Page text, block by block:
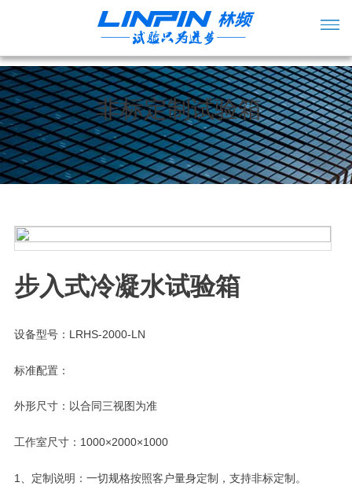
非标定制试验箱
步入式冷凝水试验箱
设备型号：LRHS-2000-LN
标准配置：
外形尺寸：以合同三视图为准
工作室尺寸：1000×2000×1000
1、定制说明：一切规格按照客户量身定制，支持非标定制。